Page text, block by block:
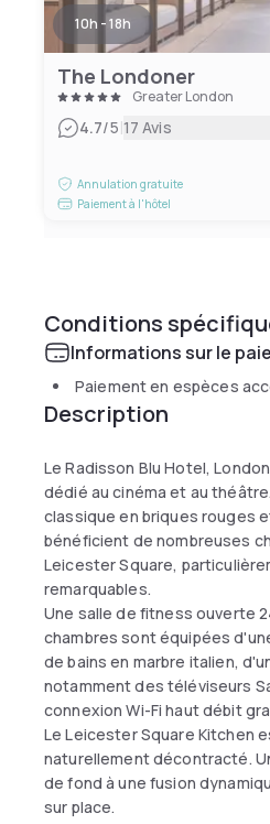
10h - 18h
The Londoner
Greater London
4.7/5|17 Avis
Annulation gratuite
Paiement à l'hôtel
Conditions
Informations sur le
Paiement en espèces
Description
Le Radisson Blu Hotel,
dédié au cinéma et au
classique en briques rouges
bénéficient de nombreuses
Leicester Square,
remarquables.
Une salle de fitness ouverte
chambres sont équipées
de bains en marbre italien,
notamment des téléviseurs
connexion Wi-Fi haut débit
Le Leicester Square Kitchen
naturellement décontracté.
de fond à une fusion
sur place.